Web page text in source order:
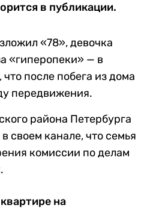
в публикации.
«78», девочка
«гиперопеки» — в
что после побега из дома
передвижения.
района Петербурга
в своем канале, что семья
комиссии по делам
на